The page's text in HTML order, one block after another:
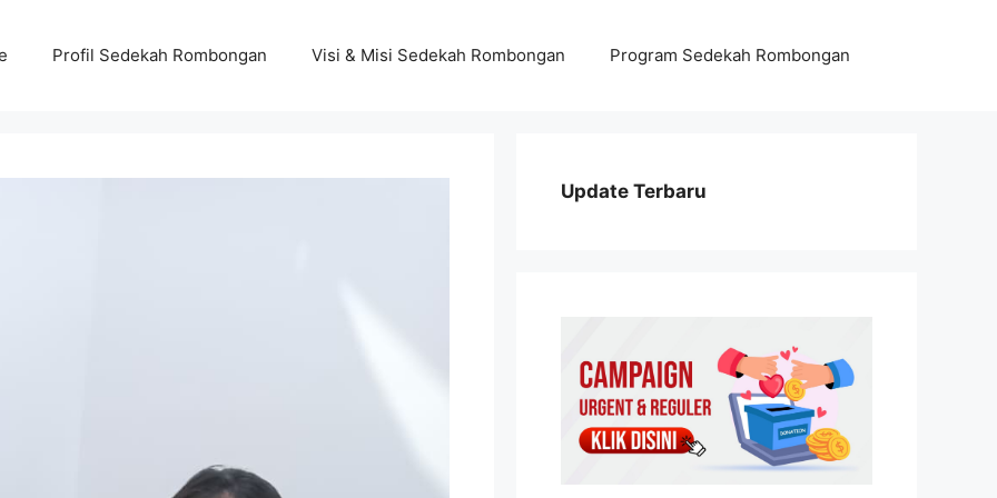
Profil Sedekah Rombongan Visi & Misi Sedekah Rombongan Program Sedekah Rombongan
Update Terbaru